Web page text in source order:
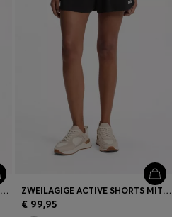
ACTIVE SLIM-FIT T-SHIRT MIT FEUCHTIGKEITSABLEITENDEN EIGENSCHAFTEN ZWEILAGIGE ACTIVE SHORTS MIT FEUCHTIGKEITSMANAGEMENT
€ 99,95